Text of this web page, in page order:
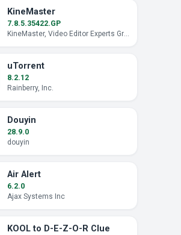
KineMaster
7.8.5.35422.GP
KineMaster, Video Editor Experts Group
uTorrent
8.2.12
Rainberry, Inc.
Douyin
28.9.0
douyin
Air Alert
6.2.0
Ajax Systems Inc
KOOL to D-E-Z-O-R Clue